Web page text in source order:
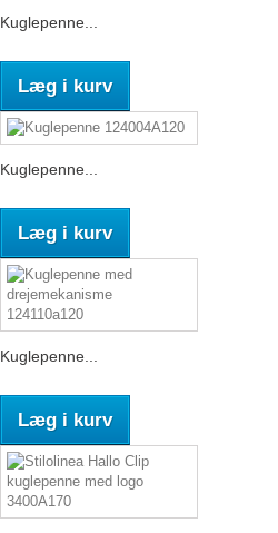
Kuglepenne...
Læg i kurv
Kuglepenne...
Læg i kurv
Kuglepenne...
Læg i kurv